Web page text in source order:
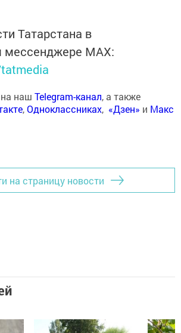
Татарстана в
мессенджере MАХ:
наш Telegram-канал, а также
,Одноклассниках, «Дзен» и Макс
на страницу новости